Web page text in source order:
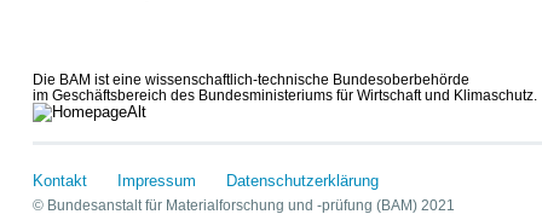
Die BAM ist eine wissenschaftlich-technische Bundesoberbehörde
im Geschäftsbereich des Bundesministeriums für Wirtschaft und Klimaschutz.
Kontakt Impressum Datenschutzerklärung
© Bundesanstalt für Materialforschung und -prüfung (BAM) 2021